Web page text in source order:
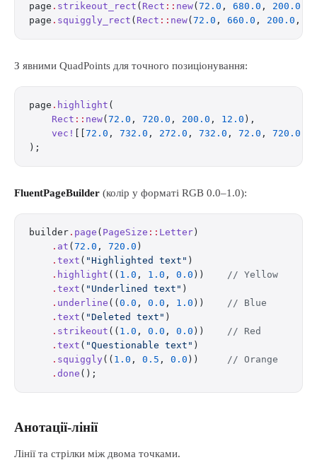
page . strikeout_rect ( Rect :: new( 72.0 , 680.0 , 200.0
page . squiggly_rect ( Rect :: new( 72.0 , 660.0 , 200.0 ,
З явними QuadPoints для точного позиціонування:
page . highlight (
    Rect
:: new( 72.0 , 720.0 , 200.0 , 12.0 ),
    vec!
72.0 , 732.0 , 272.0 , 732.0 , 72.0 , 720.0
);
FluentPageBuilder (колір у форматі RGB 0.0–1.0):
builder . page ( PageSize :: Letter )
    .
at ( 72.0 , 720.0 )
    .
text ( "Highlighted text" )
    .
highlight (( 1.0 , 1.0 , 0.0 )) // Yellow
    .
text ( "Underlined text" )
    .
underline (( 0.0 , 0.0 , 1.0 )) // Blue
    .
text ( "Deleted text" )
    .
strikeout (( 1.0 , 0.0 , 0.0 )) // Red
    .
text ( "Questionable text" )
    .
squiggly (( 1.0 , 0.5 , 0.0 )) // Orange
    .
done ();
Анотації-лінії
Лінії та стрілки між двома точками.